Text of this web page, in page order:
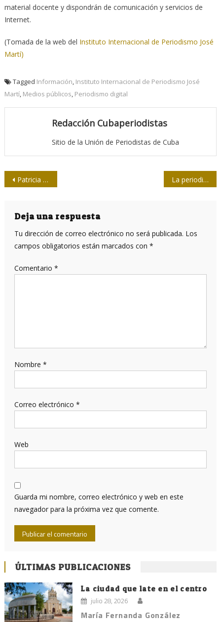
material docente y dispondrán de comunicación y servicios de
Internet.
(Tomada de la web del Instituto Internacional de Periodismo José
Martí)
Tagged Información Instituto Internacional de Periodismo José
Martí, Medios públicos Periodismo digital
Redacción Cubaperiodistas
Sitio de la Unión de Periodistas de Cuba
Navegación
entradas
Patricia Villegas: “TeleSur es un sello comunicacional y político” La periodista mexicana Sara Lovera impartirá conferencia en La Habana
Deja una respuesta
Tu dirección de correo electrónico no será publicada. Los
campos obligatorios están marcados con *
Comentario *
Nombre *
Correo electrónico *
Web
Guarda mi nombre, correo electrónico y web en este
navegador para la próxima vez que comente.
ÚLTIMAS PUBLICACIONES
La ciudad que late en el centro
julio 28, 2026
María Fernanda González